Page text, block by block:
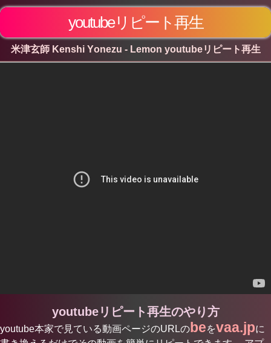
youtubeリピート再生
米津玄師 Kenshi Yonezu - Lemon youtubeリピート再生
youtubeリピート再生のやり方
youtube本家で見ている動画ページのURLのbeをvaa.jpに